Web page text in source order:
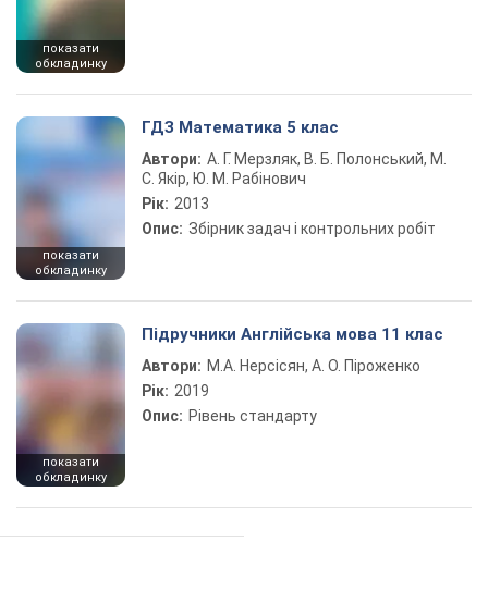
показати
обкладинку
показати
обкладинку
ГДЗ Математика 5 клас
Автори: А. Г. Мерзляк, В. Б. Полонський, М.
С. Якір, Ю. М. Рабінович
Рік: 2013
Опис: Збірник задач і контрольних робіт
показати
обкладинку
Підручники Англійська мова 11 клас
Автори: М.А. Нерсісян, А. О. Піроженко
Рік: 2019
Опис: Рівень стандарту